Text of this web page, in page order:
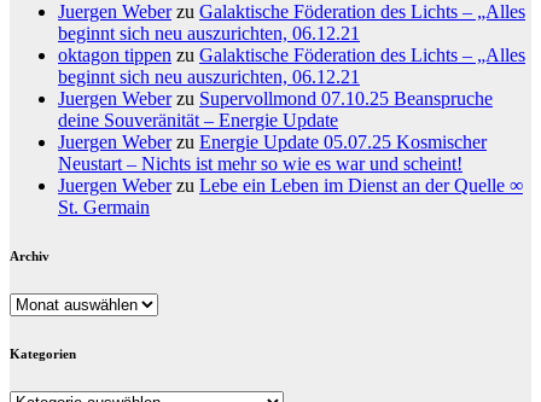
Juergen Weberzu Galaktische Föderation des Lichts – „Alles
beginnt sich neu auszurichten, 06.12.21
oktagon tippen zu Galaktische Föderation des Lichts – „Alles
beginnt sich neu auszurichten, 06.12.21
Juergen Weberzu Supervollmond 07.10.25 Beanspruche
deine Souveränität – Energie Update
Juergen Weberzu Energie Update 05.07.25 Kosmischer
Neustart – Nichts ist mehr so wie es war und scheint!
Juergen Weberzu Lebe ein Leben im Dienst an der Quelle ∞
St. Germain
Archiv
Archiv
Kategorien